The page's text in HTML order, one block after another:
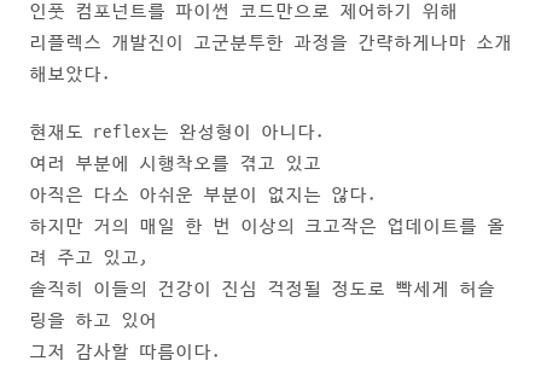
인풋 컴포넌트를 파이썬 코드만으로 제어하기 위해
리플렉스 개발진이 고군분투한 과정을 간략하게나마 소개
해보았다.
현재도 reflex는 완성형이 아니다.
여러 부분에 시행착오를 겪고 있고
아직은 다소 아쉬운 부분이 없지는 않다.
하지만 거의 매일 한 번 이상의 크고작은 업데이트를 올
려 주고 있고,
솔직히 이들의 건강이 진심 걱정될 정도로 빡세게 허슬
링을 하고 있어
그저 감사할 따름이다.